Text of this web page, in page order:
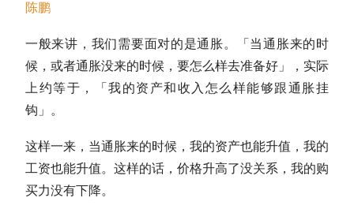
陈鹏
一般来讲，我们需要面对的是通胀。「当通胀来的时
候，或者通胀没来的时候，要怎么样去准备好」，实际
上约等于，「我的资产和收入怎么样能够跟通胀挂
钩」。
这样一来，当通胀来的时候，我的资产也能升值，我的
工资也能升值。这样的话，价格升高了没关系，我的购
买力没有下降。